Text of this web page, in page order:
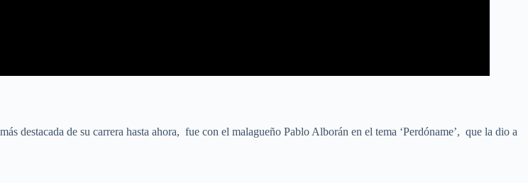
destacada de su carrera hasta ahora, fue con el malagueño Pablo Alborán en el tema ‘Perdóname’, que la dio a